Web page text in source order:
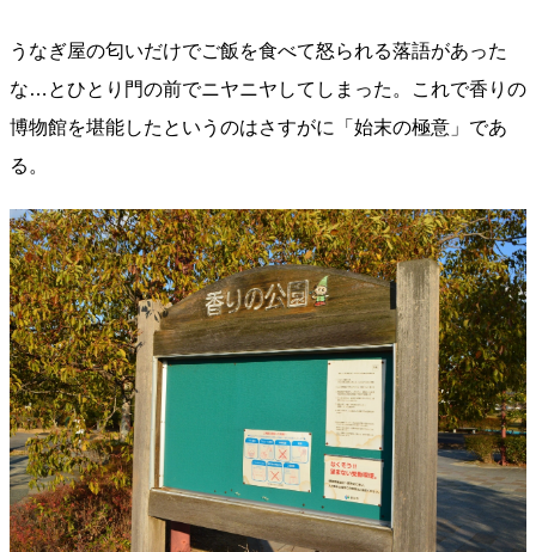
うなぎ屋の匂いだけでご飯を食べて怒られる落語があった
な…とひとり門の前でニヤニヤしてしまった。これで香りの
博物館を堪能したというのはさすがに「始末の極意」であ
る。